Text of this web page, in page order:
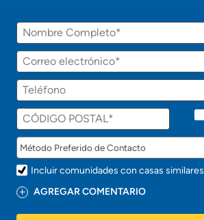
Incluir comunidades con casas similares
AGREGAR COMENTARIO